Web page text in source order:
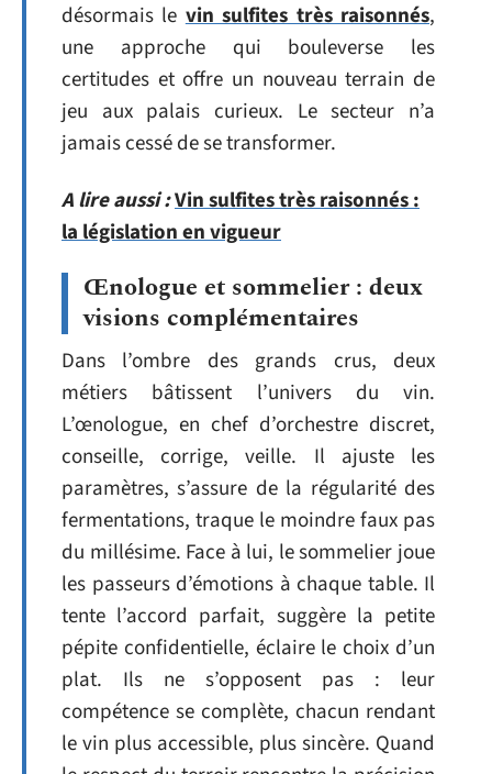
désormais levin sulfites très raisonnés,
une approche qui bouleverse les
certitudes et offre un nouveau terrain de
jeu aux palais curieux. Le secteur n’a
jamais cessé de se transformer.
A lire aussi :Vin sulfites très raisonnés :
la législation en vigueur
Œnologue et sommelier : deux
visions complémentaires
Dans l’ombre des grands crus, deux
métiers bâtissent l’univers du vin.
L’œnologue, en chef d’orchestre discret,
conseille, corrige, veille. Il ajuste les
paramètres, s’assure de la régularité des
fermentations, traque le moindre faux pas
du millésime. Face à lui, le sommelier joue
les passeurs d’émotions à chaque table. Il
tente l’accord parfait, suggère la petite
pépite confidentielle, éclaire le choix d’un
plat. Ils ne s’opposent pas : leur
compétence se complète, chacun rendant
le vin plus accessible, plus sincère. Quand